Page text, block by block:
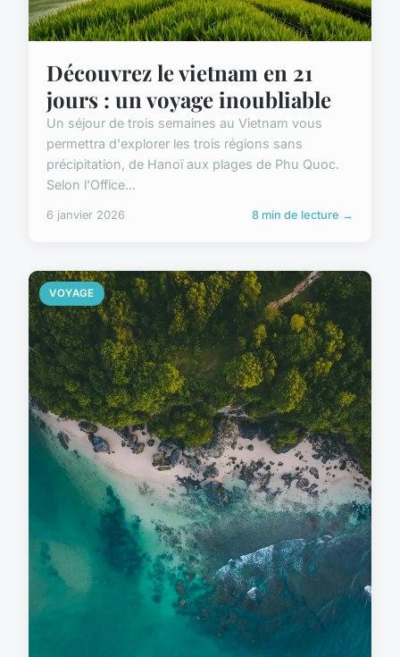
Découvrez le vietnam en 21
jours : un voyage inoubliable
Un séjour de trois semaines au Vietnam vous
permettra d'explorer les trois régions sans
précipitation, de Hanoï aux plages de Phu Quoc.
Selon l'Office...
6 janvier 2026 8 min de lecture →
VOYAGE